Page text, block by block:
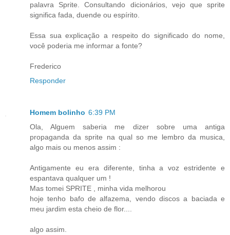
palavra Sprite. Consultando dicionários, vejo que sprite
significa fada, duende ou espírito.
Essa sua explicação a respeito do significado do nome,
você poderia me informar a fonte?
Frederico
Responder
Homem bolinho 6:39 PM
Ola, Alguem saberia me dizer sobre uma antiga
propaganda da sprite na qual so me lembro da musica,
algo mais ou menos assim :
Antigamente eu era diferente, tinha a voz estridente e
espantava qualquer um !
Mas tomei SPRITE , minha vida melhorou
hoje tenho bafo de alfazema, vendo discos a baciada e
meu jardim esta cheio de flor....
algo assim.